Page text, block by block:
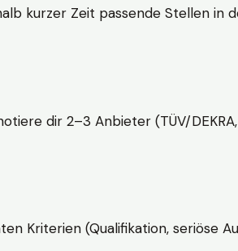
kurzer Zeit passende Stellen
dir 2–3 Anbieter (TÜV/
Kriterien (Qualifikation, seriöse